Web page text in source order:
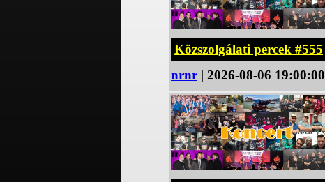
Közszolgálati percek #555
nrnr | 2026-08-06 19:00:00